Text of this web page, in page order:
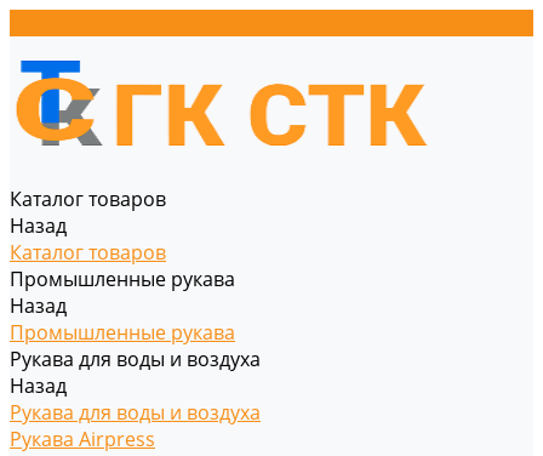
Каталог товаров
Назад
Каталог товаров
Промышленные рукава
Назад
Промышленные рукава
Рукава для воды и воздуха
Назад
Рукава для воды и воздуха
Рукава Airpress